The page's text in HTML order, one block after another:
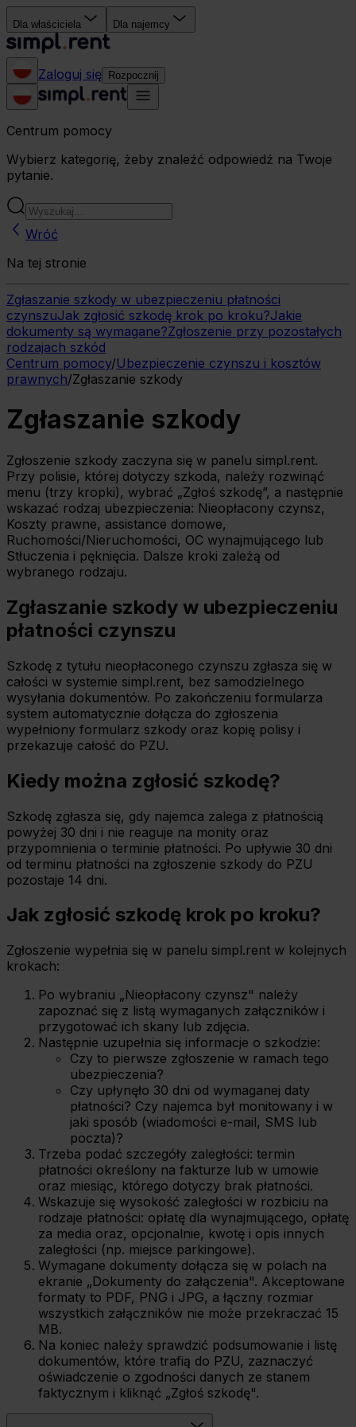
Dla właściciela Dla najemcy
Zaloguj się Rozpocznij
Centrum pomocy
Wybierz kategorię, żeby znaleźć odpowiedź na Twoje
pytanie.
Wróć
Na tej stronie
Zgłaszanie szkody w ubezpieczeniu płatności
czynszuJak zgłosić szkodę krok po kroku?Jakie
dokumenty są wymagane?Zgłoszenie przy pozostałych
rodzajach szkód
Centrum pomocy/Ubezpieczenie czynszu i kosztów
prawnych/Zgłaszanie szkody
Zgłaszanie szkody
Zgłoszenie szkody zaczyna się w panelu simpl.rent.
Przy polisie, której dotyczy szkoda, należy rozwinąć
menu (trzy kropki), wybrać „Zgłoś szkodę”, a następnie
wskazać rodzaj ubezpieczenia: Nieopłacony czynsz,
Koszty prawne, assistance domowe,
Ruchomości/Nieruchomości, OC wynajmującego lub
Stłuczenia i pęknięcia. Dalsze kroki zależą od
wybranego rodzaju.
Zgłaszanie szkody w ubezpieczeniu
płatności czynszu
Szkodę z tytułu nieopłaconego czynszu zgłasza się w
całości w systemie simpl.rent, bez samodzielnego
wysyłania dokumentów. Po zakończeniu formularza
system automatycznie dołącza do zgłoszenia
wypełniony formularz szkody oraz kopię polisy i
przekazuje całość do PZU.
Kiedy można zgłosić szkodę?
Szkodę zgłasza się, gdy najemca zalega z płatnością
powyżej 30 dni i nie reaguje na monity oraz
przypomnienia o terminie płatności. Po upływie 30 dni
od terminu płatności na zgłoszenie szkody do PZU
pozostaje 14 dni.
Jak zgłosić szkodę krok po kroku?
Zgłoszenie wypełnia się w panelu simpl.rent w kolejnych
krokach:
Po wybraniu „Nieopłacony czynsz" należy
zapoznać się z listą wymaganych załączników i
przygotować ich skany lub zdjęcia.
Następnie uzupełnia się informacje o szkodzie:
Czy to pierwsze zgłoszenie w ramach tego
ubezpieczenia?
Czy upłynęło 30 dni od wymaganej daty
płatności? Czy najemca był monitowany i w
jaki sposób (wiadomości e-mail, SMS lub
poczta)?
Trzeba podać szczegóły zaległości: termin
płatności określony na fakturze lub w umowie
oraz miesiąc, którego dotyczy brak płatności.
Wskazuje się wysokość zaległości w rozbiciu na
rodzaje płatności: opłatę dla wynajmującego, opłatę
za media oraz, opcjonalnie, kwotę i opis innych
zaległości (np. miejsce parkingowe).
Wymagane dokumenty dołącza się w polach na
ekranie „Dokumenty do załączenia". Akceptowane
formaty to PDF, PNG i JPG, a łączny rozmiar
wszystkich załączników nie może przekraczać 15
MB.
Na koniec należy sprawdzić podsumowanie i listę
dokumentów, które trafią do PZU, zaznaczyć
oświadczenie o zgodności danych ze stanem
faktycznym i kliknąć „Zgłoś szkodę".